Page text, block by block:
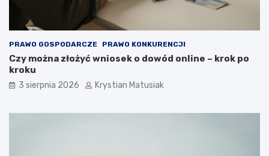
PRAWO GOSPODARCZE PRAWO KONKURENCJI
Czy można złożyć wniosek o dowód online – krok po
kroku
3 sierpnia 2026 Krystian Matusiak